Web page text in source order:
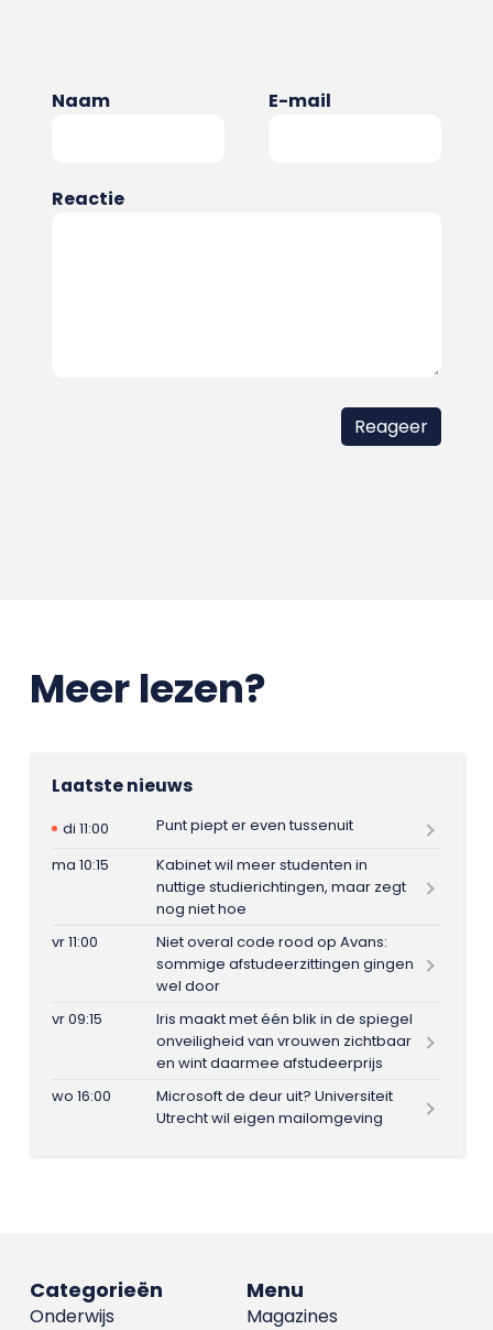
Naam E-mail
Reactie
Meer lezen?
Laatste nieuws
di 11:00
Punt piept er even tussenuit
ma 10:15
Kabinet wil meer studenten in
nuttige studierichtingen, maar zegt
nog niet hoe
vr 11:00
Niet overal code rood op Avans:
sommige afstudeerzittingen gingen
wel door
vr 09:15
Iris maakt met één blik in de spiegel
onveiligheid van vrouwen zichtbaar
en wint daarmee afstudeerprijs
wo 16:00
Microsoft de deur uit? Universiteit
Utrecht wil eigen mailomgeving
Menu
Magazines
Categorieën
Onderwijs